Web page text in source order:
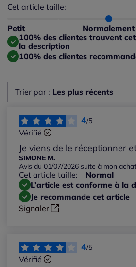
Cet article taille:
Petit Normalement
Répartition du taillant selon les avis
Taille normalement : 100%
Taille grand : 0%
100% des clientes trouvent
la description
100% des clientes
Trier par : Les plus récents
Les plus récents
Les plus anciens
Notes les plus élevées
Notes les plus basses
4/5
Vérifié
Je viens de le réceptionner
SIMONE M.
Avis du 01/07/2026 suite à mon
Cet article taille:
Normal
L’article est conforme à la
Je recommande cet article
Signaler
4/5
Vérifié